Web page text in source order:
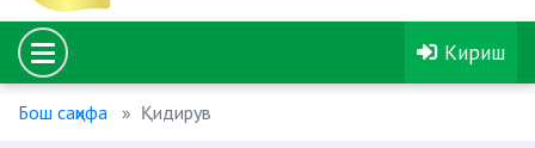
Кириш
Бош саҳифа Қидирув